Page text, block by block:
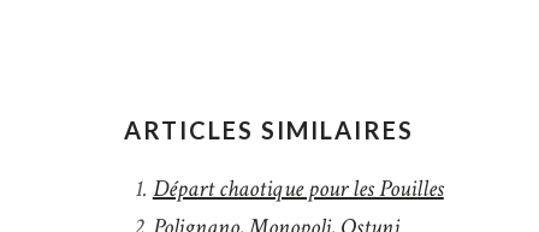
ARTICLES SIMILAIRES
Départ chaotique pour les Pouilles